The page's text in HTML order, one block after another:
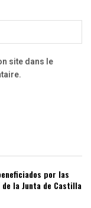
site dans le
por las
de la Junta de Castilla